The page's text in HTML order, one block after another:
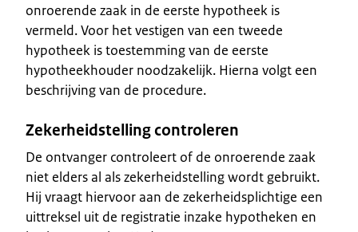
onroerende zaak in de eerste hypotheek is
vermeld. Voor het vestigen van een tweede
hypotheek is toestemming van de eerste
hypotheekhouder noodzakelijk. Hierna volgt een
beschrijving van de procedure.
Zekerheidstelling controleren
De ontvanger controleert of de onroerende zaak
niet elders al als zekerheidstelling wordt gebruikt.
Hij vraagt hiervoor aan de zekerheidsplichtige een
uittreksel uit de registratie inzake hypotheken en